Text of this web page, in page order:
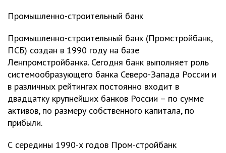
Промышленно-строительный банк
Промышленно-строительный банк (Промстройбанк,
ПСБ) создан в 1990 году на базе
Ленпромстройбанка. Сегодня банк выполняет роль
системообразующего банка Северо-Запада России и
в различных рейтингах постоянно входит в
двадцатку крупнейших банков России – по сумме
активов, по размеру собственного капитала, по
прибыли.
С середины 1990-х годов Пром-стройбанк